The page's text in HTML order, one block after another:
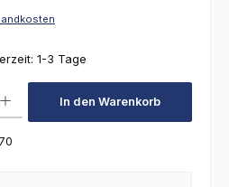
1-3 Tage
In den Warenkorb